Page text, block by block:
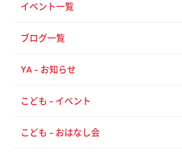
イベント一覧
ブログ一覧
YA - お知らせ
こども - イベント
こども - おはなし会